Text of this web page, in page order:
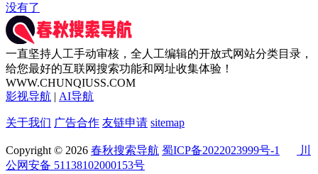
没有了
一直坚持人工手动审核，全人工编辑的开放式网站分类目录，
给您最好的互联网搜索功能和网址收集体验！
WWW.CHUNQIUSS.COM
影视导航 | AI导航
关于我们 广告合作 友链申请 sitemap
Copyright © 2026 春秋搜索导航 蜀ICP备2022023999号-1
川
公网安备 51138102000153号